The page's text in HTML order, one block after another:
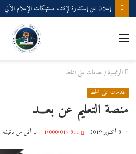
إعلان عن إستشارة لإقتناء مستهلكات الإعلام الألي
الرئيسية/خدمات على الخط
خدمات على الخط
منصة التعليم عن بعـــد
8 أكتوبر 2019 1٬000٬017٬811 أقل من دقيقة